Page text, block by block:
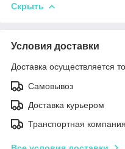
Скрыть
Условия доставки
Доставка осуществляется
Самовывоз
Доставка курьером
Транспортная компания